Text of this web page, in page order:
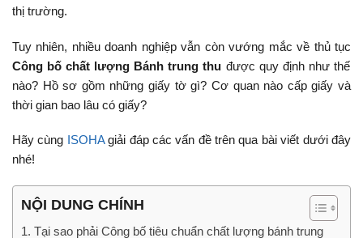
thị trường.
Tuy nhiên, nhiều doanh nghiệp vẫn còn vướng mắc về thủ tục
Công bố chất lượng Bánh trung thu được quy định như thế
nào? Hồ sơ gồm những giấy tờ gì? Cơ quan nào cấp giấy và
thời gian bao lâu có giấy?
Hãy cùng ISOHAgiải đáp các vấn đề trên qua bài viết dưới đây
nhé!
NỘI DUNG CHÍNH
1. Tại sao phải Công bố tiêu chuẩn chất lượng bánh trung